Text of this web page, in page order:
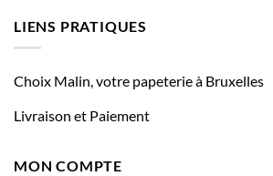
LIENS PRATIQUES
Choix Malin, votre papeterie à Bruxelles
Livraison et Paiement
MON COMPTE